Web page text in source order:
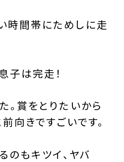
時間帯にためしに走
子は完走！
。賞をとりたいから
向きですごいです。
のもキツイ、ヤバ